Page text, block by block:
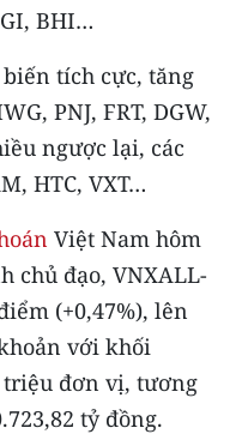
BHI…
tích cực, tăng
PNJ, FRT, DGW,
ngược lại, các
HTC, VXT…
Việt Nam hôm
chủ đạo, VNXALL-
(+0,47%), lên
với khối
triệu đơn vị, tương
tỷ đồng.